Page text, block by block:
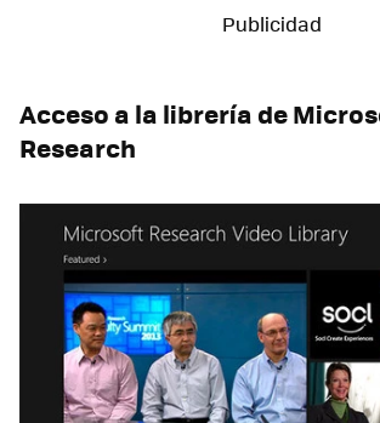
Acceso a la librería de
Research